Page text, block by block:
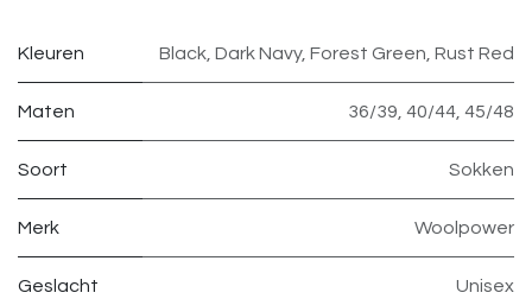
Kleuren Black Dark Navy, Forest Green Rust Red
Maten 36/39 40/44 45/48
Soort Sokken
Merk Woolpower
Geslacht Unisex